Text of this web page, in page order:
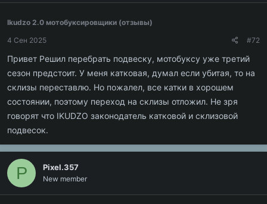
Ikudzo 2.0 мотобуксировщики (отзывы)
4 Сен 2025
#72
Привет Решил перебрать подвеску, мотобуксу уже третий
сезон предстоит. У меня катковая, думал если убитая, то на
склизы переставлю. Но пожалел, все катки в хорошем
состоянии, поэтому переход на склизы отложил. Не зря
говорят что IKUDZO законодатель катковой и склизовой
подвесок.
P Pixel.357
New member